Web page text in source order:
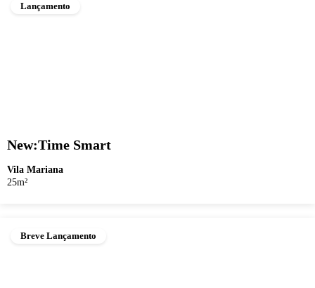
Lançamento
New:Time Smart
Vila Mariana
25m²
Breve Lançamento